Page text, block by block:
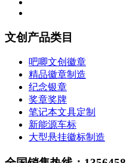
文创产品类目
吧唧文创徽章
精品徽章制造
纪念银章
奖章奖牌
笔记本文具定制
新能源车标
大型悬挂徽标制造